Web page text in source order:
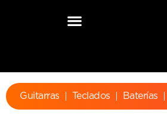
Guitarras Teclados Baterías